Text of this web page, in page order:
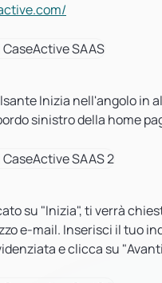
Inizia nell'angolo in
sinistro della home
su "Inizia", ti verrà
e-mail. Inserisci il tuo
e clicca su